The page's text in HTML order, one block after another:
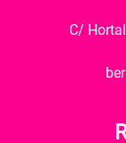
C/